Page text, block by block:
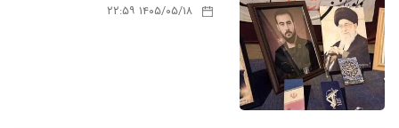
۱۴۰۵/۰۵/۱۸ ۲۲:۵۹